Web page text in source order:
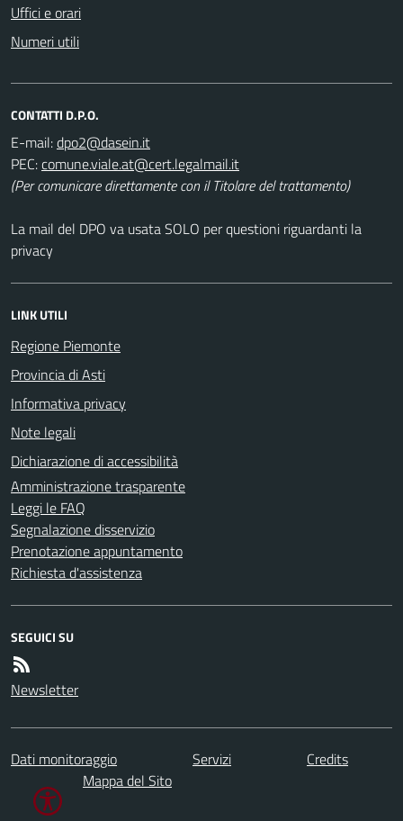
Uffici e orari
Numeri utili
CONTATTI D.P.O.
E-mail:
PEC:
(Per comunicare direttamente con il Titolare del trattamento)
La mail del DPO va usata SOLO per questioni riguardanti la
privacy
LINK UTILI
Regione Piemonte
Provincia di Asti
Informativa privacy
Note legali
Dichiarazione di accessibilità
Amministrazione trasparente
Leggi le FAQ
Segnalazione disservizio
Prenotazione appuntamento
Richiesta d'assistenza
SEGUICI SU
Newsletter
Dati monitoraggio Servizi
Credits
Mappa del Sito